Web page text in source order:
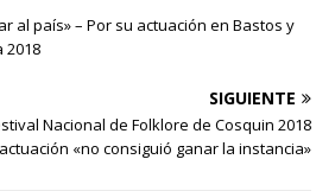
al país» – Por su actuación en Bastos y
2018
SIGUIENTE
Nacional de Folklore de Cosquin 2018
«no consiguió ganar la instancia»